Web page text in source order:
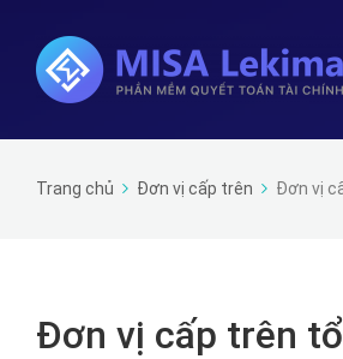
Trang chủ Đơn vị cấp trên Đơn vị
Đơn vị cấp trên